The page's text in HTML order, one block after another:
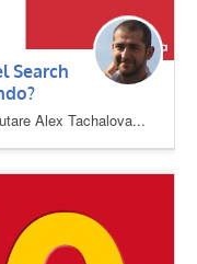
Search
Alex Tachalova...